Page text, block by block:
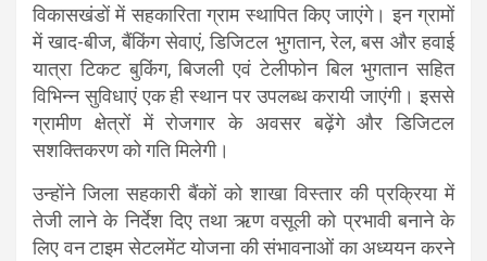
विकासखंडों में सहकारिता ग्राम स्थापित किए जाएंगे। इन ग्रामों
में खाद-बीज, बैंकिंग सेवाएं, डिजिटल भुगतान, रेल, बस और हवाई
यात्रा टिकट बुकिंग, बिजली एवं टेलीफोन बिल भुगतान सहित
विभिन्न सुविधाएं एक ही स्थान पर उपलब्ध करायी जाएंगी। इससे
ग्रामीण क्षेत्रों में रोजगार के अवसर बढ़ेंगे और डिजिटल
सशक्तिकरण को गति मिलेगी।
उन्होंने जिला सहकारी बैंकों को शाखा विस्तार की प्रक्रिया में
तेजी लाने के निर्देश दिए तथा ऋण वसूली को प्रभावी बनाने के
लिए वन टाइम सेटलमेंट योजना की संभावनाओं का अध्ययन करने